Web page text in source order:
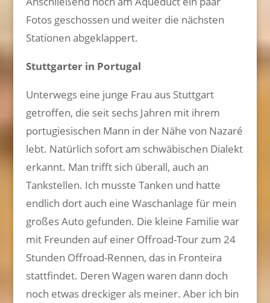
Fotos geschossen und weiter die nächsten
Stationen abgeklappert.
Stuttgarter in Portugal
Unterwegs eine junge Frau aus Stuttgart
getroffen, die seit sechs Jahren mit ihrem
portugiesischen Mann in der Nähe von Nazaré
lebt. Natürlich sofort am schwäbischen Dialekt
erkannt. Man trifft sich überall, auch an
Tankstellen. Ich musste Tanken und hatte
endlich dort auch eine Waschanlage für mein
großes Auto gefunden. Die kleine Familie war
mit Freunden auf einer Offroad-Tour zum 24
Stunden Offroad-Rennen, das in Fronteira
stattfindet. Deren Wagen waren dann doch
noch etwas dreckiger als meiner. Aber ich bin